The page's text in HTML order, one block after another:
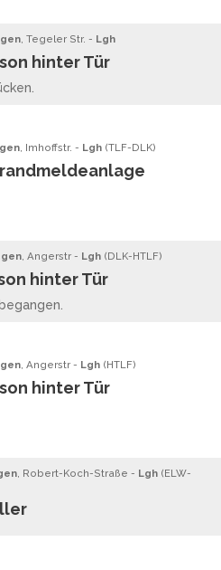
, Tegeler Str. - Lgh
hinter Tür
, Imhoffstr. - Lgh (TLF-DLK)
, Angerstr - Lgh (DLK-HTLF)
hinter Tür
, Angerstr - Lgh (HTLF)
hinter Tür
, Robert-Koch-Straße - Lgh (ELW-